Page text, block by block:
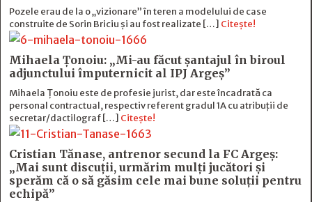
Pozele erau de la o „vizionare” în teren a modelului de case
construite de Sorin Briciu şi au fost realizate […] Citește!
Mihaela Ţonoiu: „Mi-au făcut şantajul în biroul
adjunctului împuternicit al IPJ Argeş”
Mihaela Ţonoiu este de profesie jurist, dar este încadrată ca
personal contractual, respectiv referent gradul 1A cu atribuții de
secretar/dactilograf […] Citește!
Cristian Tănase, antrenor secund la FC Argeş:
„Mai sunt discuţii, urmărim mulţi jucători şi
sperăm că o să găsim cele mai bune soluţii pentru
echipă”